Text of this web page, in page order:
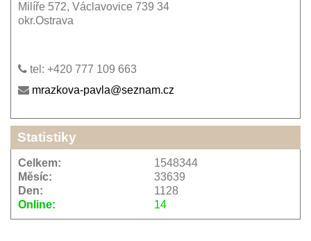
Milíře 572, Václavovice 739 34
okr.Ostrava
tel: +420 777 109 663
mrazkova-pavla@seznam.cz
Statistiky
Online: 14
Celkem:
1548344
Měsíc:
33639
Den:
1128